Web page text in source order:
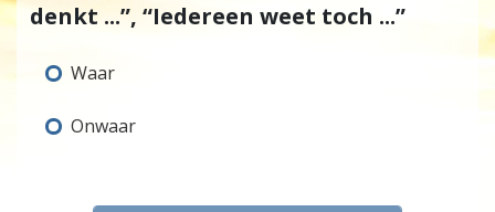
denkt ...”, “Iedereen weet toch ...”
Waar
Onwaar